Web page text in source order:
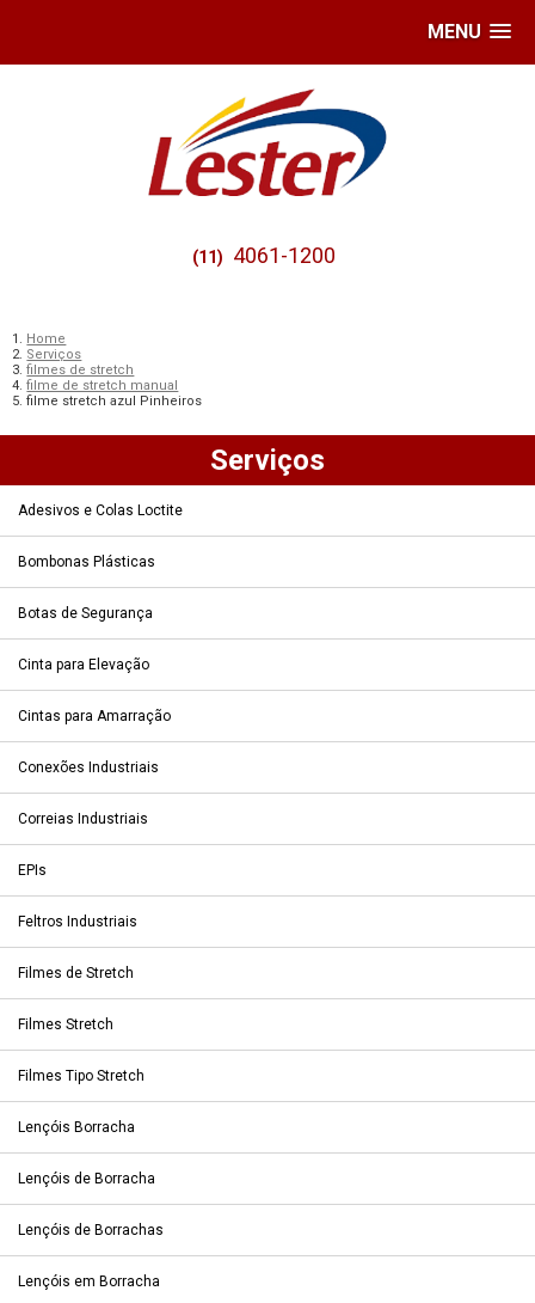
MENU
(11) 4061-1200
Home
Serviços
filmes de stretch
filme de stretch manual
filme stretch azul Pinheiros
Serviços
Adesivos e Colas Loctite
Bombonas Plásticas
Botas de Segurança
Cinta para Elevação
Cintas para Amarração
Conexões Industriais
Correias Industriais
EPIs
Feltros Industriais
Filmes de Stretch
Filmes Stretch
Filmes Tipo Stretch
Lençóis Borracha
Lençóis de Borracha
Lençóis de Borrachas
Lençóis em Borracha